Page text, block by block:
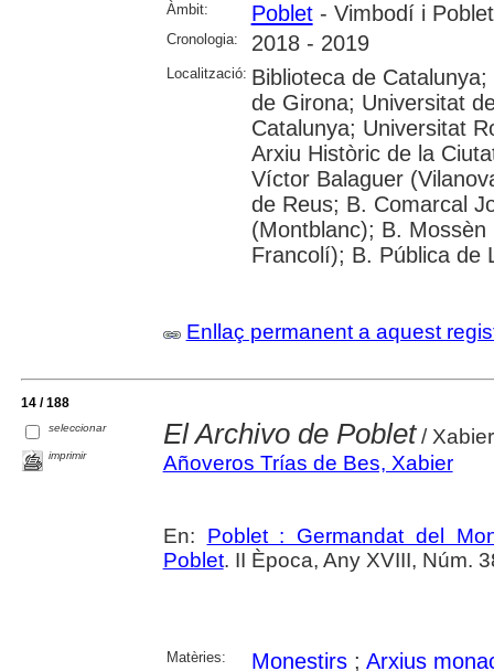
Àmbit: Poblet- Vimbodí i Poblet
Cronologia: 2018 - 2019
Localització: Biblioteca de
de Girona; Universitat
Catalunya; Universitat
Arxiu Històric de la
Víctor Balaguer
de Reus; B. Comarcal
(Montblanc); B.
Francolí); B. Pública de
Enllaç permanent a aquest
14 / 188
seleccionar
imprimir
El Archivo de Poblet/
Añoveros Trías de Bes, Xabier
En: Poblet : Germandat del
Poblet. II Època, Any XVIII, Núm.
Matèries: Monestirs; Arxius